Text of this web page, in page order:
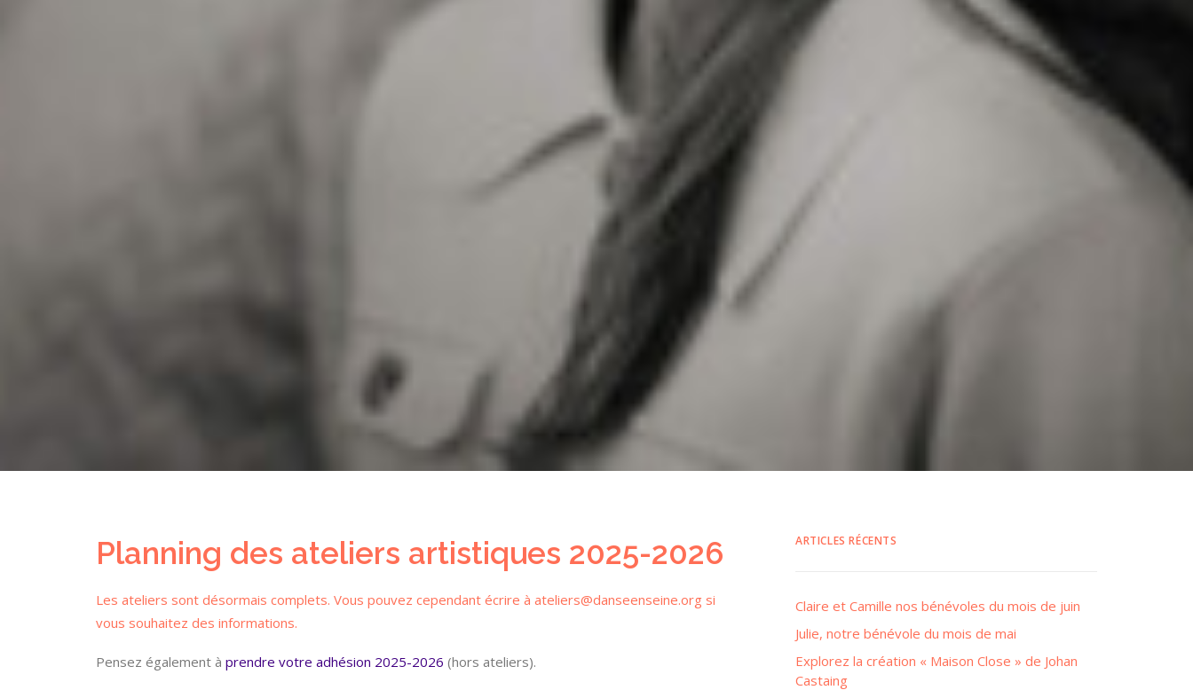
Planning des ateliers artistiques 2025-2026
Les ateliers sont désormais complets. Vous pouvez cependant écrire à ateliers@danseenseine.org si
vous souhaitez des informations.
Pensez également à prendre votre adhésion 2025-2026 (hors ateliers).
ARTICLES RÉCENTS
Claire et Camille nos bénévoles du mois de juin
Julie, notre bénévole du mois de mai
Explorez la création « Maison Close » de Johan
Castaing